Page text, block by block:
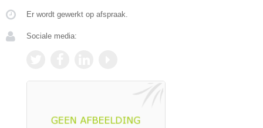
Er wordt gewerkt op afspraak.
Sociale media: